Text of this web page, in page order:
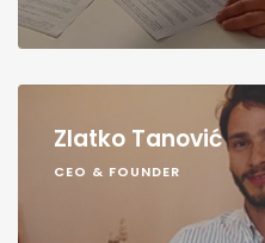
Zlatko Tanović
CEO & FOUNDER